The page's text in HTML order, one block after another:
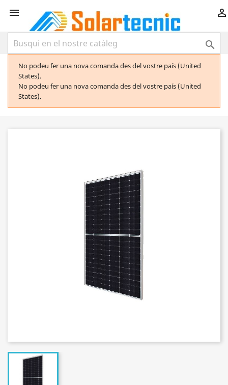
 

No podeu fer una nova comanda des del vostre país (United
States).
No podeu fer una nova comanda des del vostre país (United
States).